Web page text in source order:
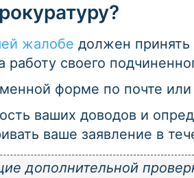
жалобе должен
своего
форме по почте
ваших доводов и
ваше заявление в
дополнительной